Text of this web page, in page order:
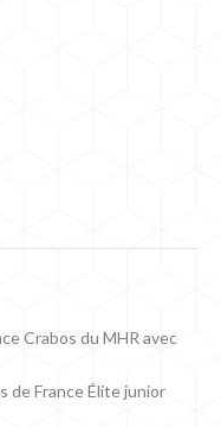
Crabos du MHR avec
de France Élite junior